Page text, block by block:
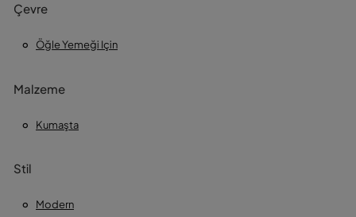
Çevre
Öğle Yemeği Için
Malzeme
Kumaşta
Stil
Modern